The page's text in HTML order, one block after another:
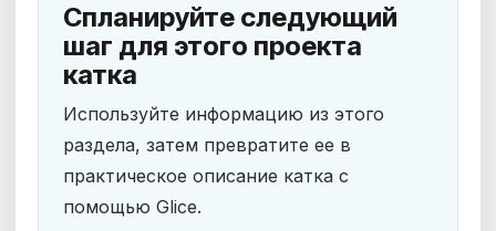
Спланируйте следующий
шаг для этого проекта
катка
Используйте информацию из этого
раздела, затем превратите ее в
практическое описание катка с
помощью Glice.